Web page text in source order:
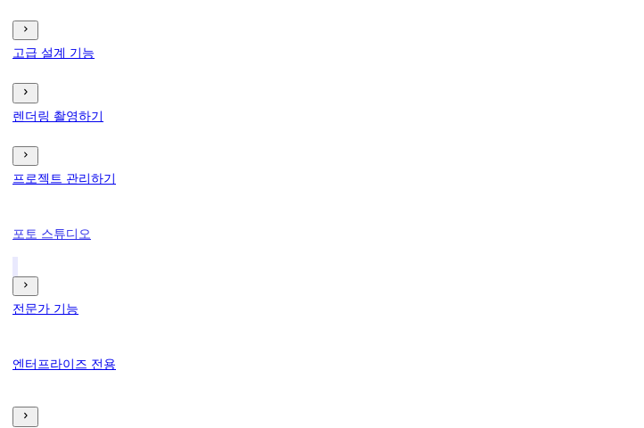
고급 설계 기능
렌더링 촬영하기
프로젝트 관리하기
포토 스튜디오
전문가 기능
엔터프라이즈 전용